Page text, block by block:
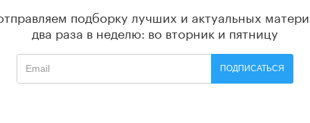
подборку лучших и актуальных
два раза в неделю: во вторник и пятницу
ПОДПИСАТЬСЯ